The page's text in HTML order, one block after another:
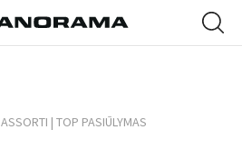
ASSORTI | TOP PASIŪLYMAS